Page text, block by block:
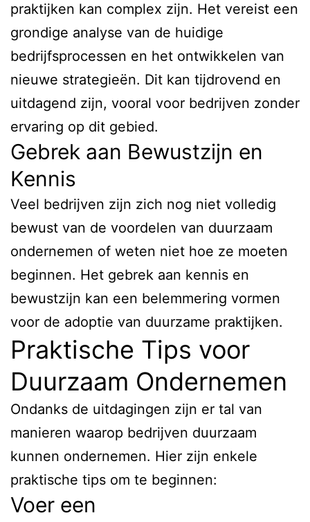
praktijken kan complex zijn. Het vereist een
grondige analyse van de huidige
bedrijfsprocessen en het ontwikkelen van
nieuwe strategieën. Dit kan tijdrovend en
uitdagend zijn, vooral voor bedrijven zonder
ervaring op dit gebied.
Gebrek aan Bewustzijn en
Kennis
Veel bedrijven zijn zich nog niet volledig
bewust van de voordelen van duurzaam
ondernemen of weten niet hoe ze moeten
beginnen. Het gebrek aan kennis en
bewustzijn kan een belemmering vormen
voor de adoptie van duurzame praktijken.
Praktische Tips voor
Duurzaam Ondernemen
Ondanks de uitdagingen zijn er tal van
manieren waarop bedrijven duurzaam
kunnen ondernemen. Hier zijn enkele
praktische tips om te beginnen:
Voer een